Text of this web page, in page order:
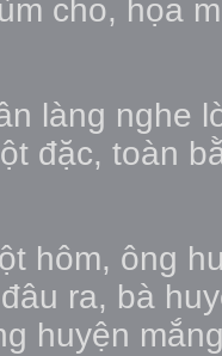
cho, họa
làng nghe
đặc, toàn
hôm, ông
ra, bà
huyện